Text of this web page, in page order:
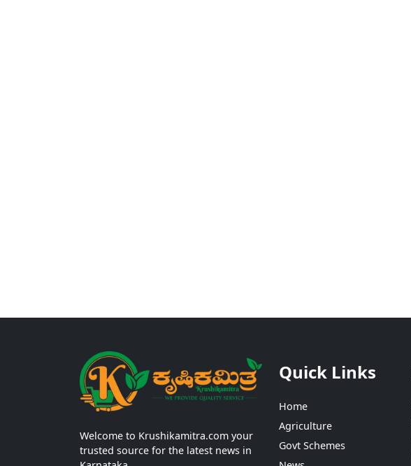
Welcome to Krushikamitra.com your
trusted source for the latest news in
Quick Links
Home
Agriculture
Govt Schemes